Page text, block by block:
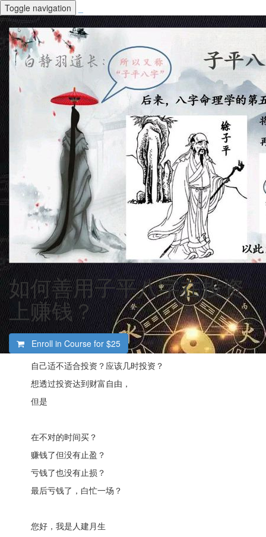
Toggle navigation
如何善用子平八字在投资
上赚钱？
Enroll in Course for $25
自己适不适合投资？应该几时投资？
想透过投资达到财富自由，
但是
在不对的时间买？
赚钱了但没有止盈？
亏钱了也没有止损？
最后亏钱了，白忙一场？
您好，我是人建月生